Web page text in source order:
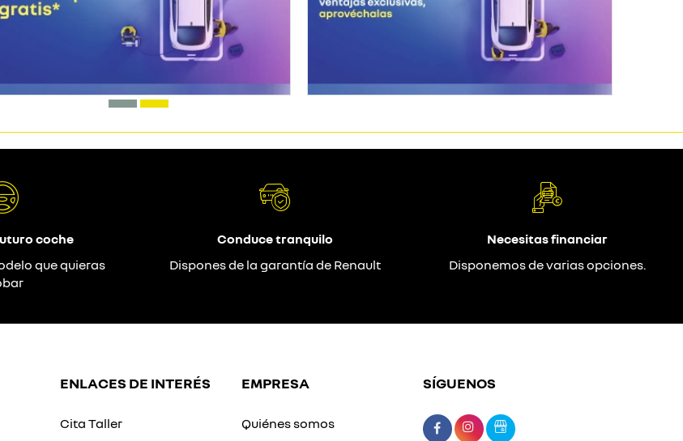
coche
que quieras
Conduce tranquilo
Dispones de la garantía de Renault
Necesitas financiar
Disponemos de varias opciones.
ENLACES DE INTERÉS
Cita Taller
EMPRESA
Quiénes somos
SÍGUENOS